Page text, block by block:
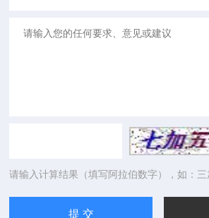
请输入计算结果（填写阿拉伯数字），如：三